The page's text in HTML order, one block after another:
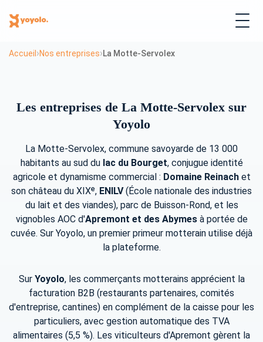
Accueil ›Nos entreprises›La Motte-Servolex
Les entreprises de La Motte-Servolex sur
Yoyolo
La Motte-Servolex, commune savoyarde de 13 000
habitants au sud du lac du Bourget, conjugue identité
agricole et dynamisme commercial : Domaine Reinachet
son château du XIXᵉ, ENILV(École nationale des industries
du lait et des viandes), parc de Buisson-Rond, et les
vignobles AOC d'Apremont et des Abymesà portée de
cuvée. Sur Yoyolo, un premier primeur motterain utilise déjà
la plateforme.
Sur Yoyolo, les commerçants motterains apprécient la
facturation B2B (restaurants partenaires, comités
d'entreprise, cantines) en complément de la caisse pour les
particuliers, avec gestion automatique des TVA
alimentaires (5,5 %). Les viticulteurs d'Apremont gèrent la